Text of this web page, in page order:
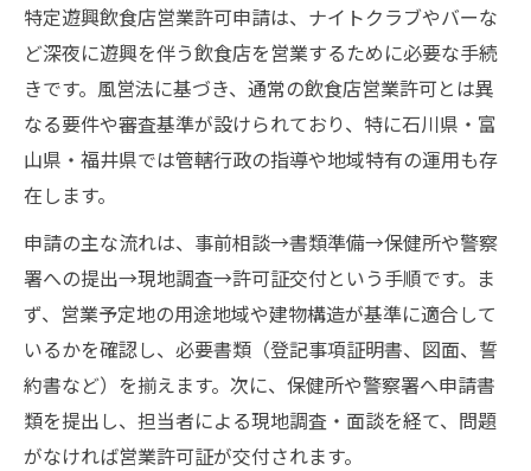
飲食店営業許可に必要な書類一覧と申請準備の
ポイント
飲食店営業許可申請書の正しい記入と提出
方法
特定遊興飲食店営業許可申請で必要な書類
保健所提出書類の作成ポイントと注意点を
解説
営業設備の大要や配置図作成のコツと実務
アドバイス
食品衛生責任者資格証明と衛生管理者試験
の役割
特定遊興飲食店営業許可申請は、ナイトクラブやバーな
ど深夜に遊興を伴う飲食店を営業するために必要な手続
きです。風営法に基づき、通常の飲食店営業許可とは異
なる要件や審査基準が設けられており、特に石川県・富
山県・福井県では管轄行政の指導や地域特有の運用も存
在します。
申請の主な流れは、事前相談→書類準備→保健所や警察
署への提出→現地調査→許可証交付という手順です。ま
ず、営業予定地の用途地域や建物構造が基準に適合して
いるかを確認し、必要書類（登記事項証明書、図面、誓
約書など）を揃えます。次に、保健所や警察署へ申請書
類を提出し、担当者による現地調査・面談を経て、問題
がなければ営業許可証が交付されます。